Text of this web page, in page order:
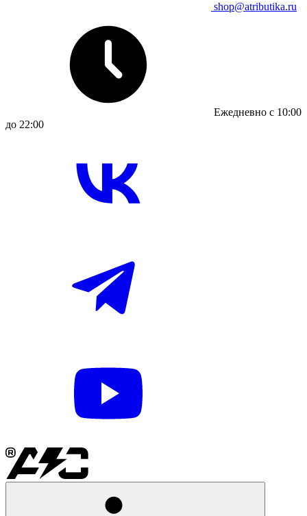
shop@atributika.ru
Ежедневно с 10:00
до 22:00